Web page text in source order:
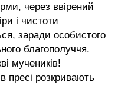
через ввірений
і чистоти
заради особистого
благополуччя.
мучеників!
пресі розкривають